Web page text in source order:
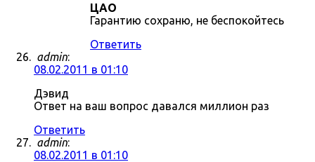
ЦАО
Гарантию сохраню, не беспокойтесь
Ответить
admin:
08.02.2011 в 01:10
Дэвид
Ответ на ваш вопрос давался миллион раз
Ответить
admin:
08.02.2011 в 01:10